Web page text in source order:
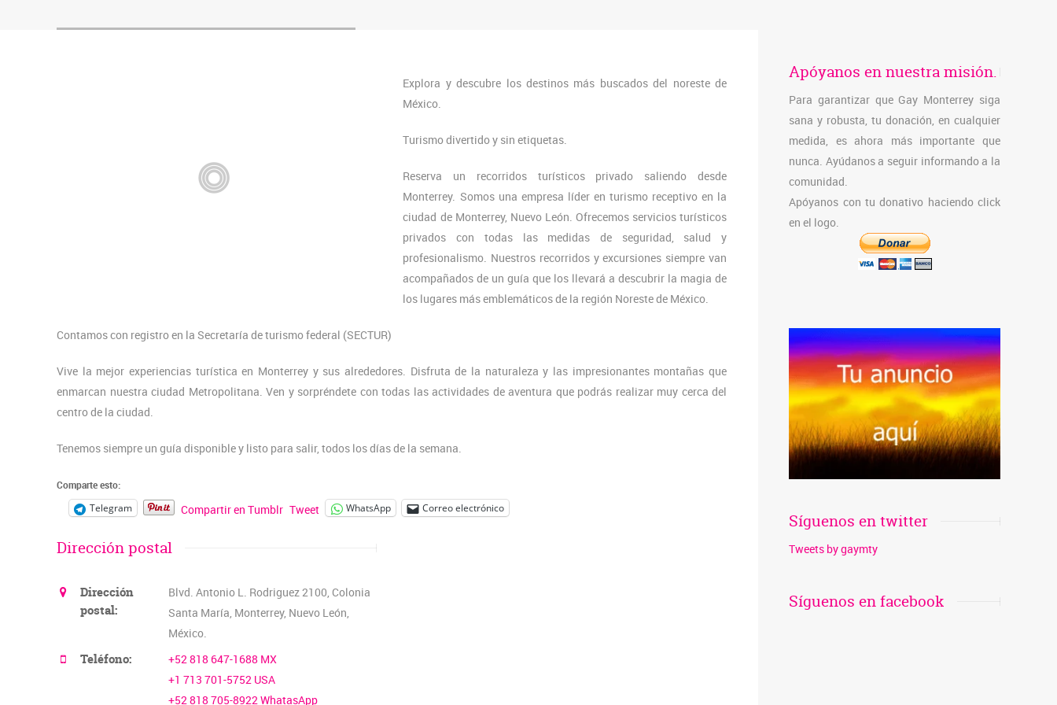
Explora y descubre los destinos más buscados del noreste de
México.
Turismo divertido y sin etiquetas.
Reserva un recorridos turísticos privado saliendo desde
Monterrey. Somos una empresa líder en turismo receptivo en la
ciudad de Monterrey, Nuevo León. Ofrecemos servicios turísticos
privados con todas las medidas de seguridad, salud y
profesionalismo. Nuestros recorridos y excursiones siempre van
acompañados de un guía que los llevará a descubrir la magia de
los lugares más emblemáticos de la región Noreste de México.
Contamos con registro en la Secretaría de turismo federal (SECTUR)
Vive la mejor experiencias turística en Monterrey y sus alrededores. Disfruta de la naturaleza y las impresionantes montañas que
enmarcan nuestra ciudad Metropolitana. Ven y sorpréndete con todas las actividades de aventura que podrás realizar muy cerca del
centro de la ciudad.
Tenemos siempre un guía disponible y listo para salir, todos los días de la semana.
Comparte esto:
Telegram Compartir en Tumblr Tweet WhatsApp Correo electrónico
Dirección postal
Dirección
postal:
Blvd. Antonio L. Rodriguez 2100, Colonia
Santa María, Monterrey, Nuevo León,
México.
Teléfono:
+52 818 647-1688 MX
+1 713 701-5752 USA
+52 818 705-8922 WhatasApp
Apóyanos en nuestra misión.
Para garantizar que Gay Monterrey siga
sana y robusta, tu donación, en cualquier
medida, es ahora más importante que
nunca. Ayúdanos a seguir informando a la
comunidad.
Apóyanos con tu donativo haciendo click
en el logo.
Síguenos en twitter
Tweets by gaymty
Síguenos en facebook